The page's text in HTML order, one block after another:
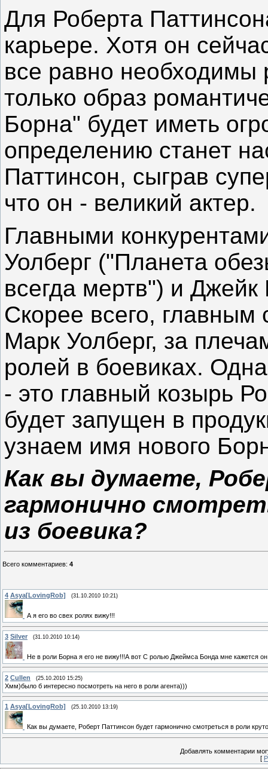
Для Роберта
карьере. Хотя он
все равно необходимы
только образ
Борна" будет иметь
определению станет
Паттинсон, сыграв
что он - великий актер.
Главными
Уолберг ("Планета
всегда мертв") и
Скорее всего, главным
Марк Уолберг, за
ролей в боевиках.
- это главный козырь
будет запущен в
узнаем имя нового
Как вы думаете,
гармонично
из боевика?
Всего комментариев: 4
4 Asya[LovingRob] (31.10.2010 10:21)
А я его во свех ролях вижу!!!
3 Silver (31.10.2010 10:14)
Не в роли Борна я его не вижу!!!А вот С ролью Джеймса Бонда мне кажется
2 Cullen (25.10.2010 15:25)
Хмм)было б интересно посмотреть на него в роли агента)))
1 Asya[LovingRob] (25.10.2010 13:19)
Как вы думаете, Роберт Паттинсон будет гармонично смотреться в роли
Добавлять комментарии
[